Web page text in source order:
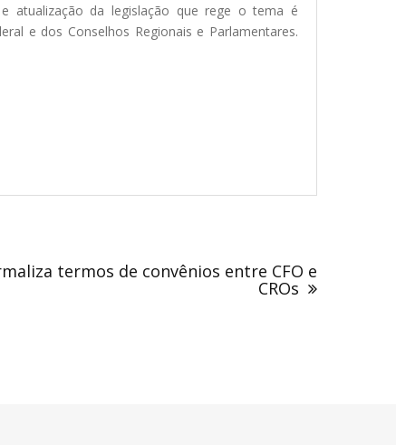
atualização da legislação que rege o tema é
e dos Conselhos Regionais e Parlamentares.
termos de convênios entre CFO e
CROs